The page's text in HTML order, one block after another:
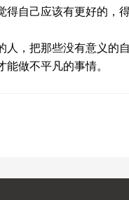
自己应该有更好的，
，把那些没有意义的
做不平凡的事情。